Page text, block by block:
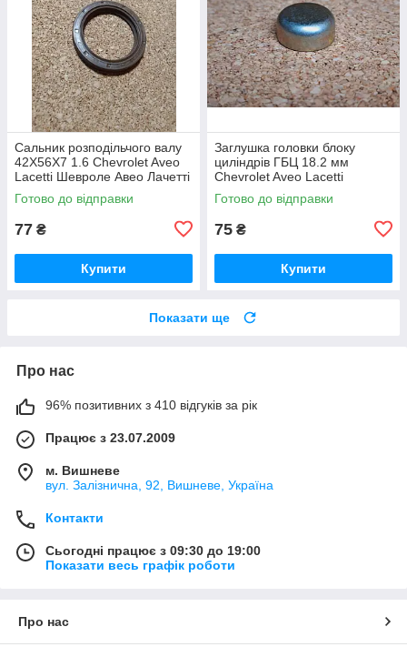
Сальник розподільчого валу
42X56X7 1.6 Chevrolet Aveo
Lacetti Шевроле Авео Лачетті
Лачетти
Готово до відправки
77 ₴
Купити
Заглушка головки блоку
циліндрів ГБЦ 18.2 мм
Chevrolet Aveo Lacetti
Шевроле Авео Лачетті
Лачетти
Готово до відправки
75 ₴
Купити
Показати ще
Про нас
96% позитивних з 410 відгуків за рік
Працює з 23.07.2009
м. Вишневе
вул. Залізнична, 92, Вишневе, Україна
Контакти
Сьогодні працює з 09:30 до 19:00
Показати весь графік роботи
Про нас